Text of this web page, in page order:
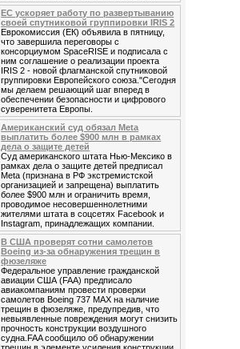
ЕС ускоряет работу по развертыванию
своей спутниковой группировки IRIS 2
Еврокомиссия (ЕК) объявила в пятницу,
что завершила переговоры с
консорциумом SpaceRISE и подписала с
ним соглашение о реализации проекта
IRIS 2 - новой флагманской спутниковой
группировки Европейского союза."Сегодня
мы делаем решающий шаг вперед в
обеспечении безопасности и цифрового
суверенитета Европы.
Американский суд обязал Meta
выплатить более $900 млн в рамках
дела о защите детей
Суд американского штата Нью-Мексико в
рамках дела о защите детей предписал
Meta (признана в РФ экстремистской
организацией и запрещена) выплатить
более $900 млн и ограничить время,
проводимое несовершеннолетними
жителями штата в соцсетях Facebook и
Instagram, принадлежащих компании.
В США проверят сотни самолетов
Boeing из-за обнаружения трещин в
фюзеляже
Федеральное управление гражданской
авиации США (FAA) предписало
авиакомпаниям провести проверки
самолетов Boeing 737 MAX на наличие
трещин в фюзеляже, предупредив, что
невыявленные повреждения могут снизить
прочность конструкции воздушного
судна.FAA сообщило об обнаружении